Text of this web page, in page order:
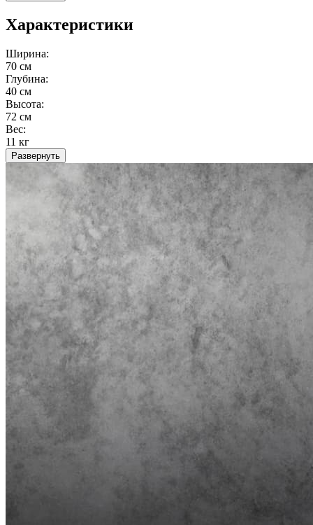
Характеристики
Ширина:
70 см
Глубина:
40 см
Высота:
72 см
Вес:
11 кг
Развернуть